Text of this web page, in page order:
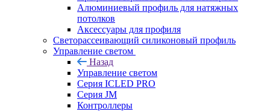
Алюминиевый профиль для натяжных
потолков
Аксессуары для профиля
Светорассеивающий силиконовый профиль
Управление светом
Назад
Управление светом
Серия ICLED PRO
Серия JM
Контроллеры